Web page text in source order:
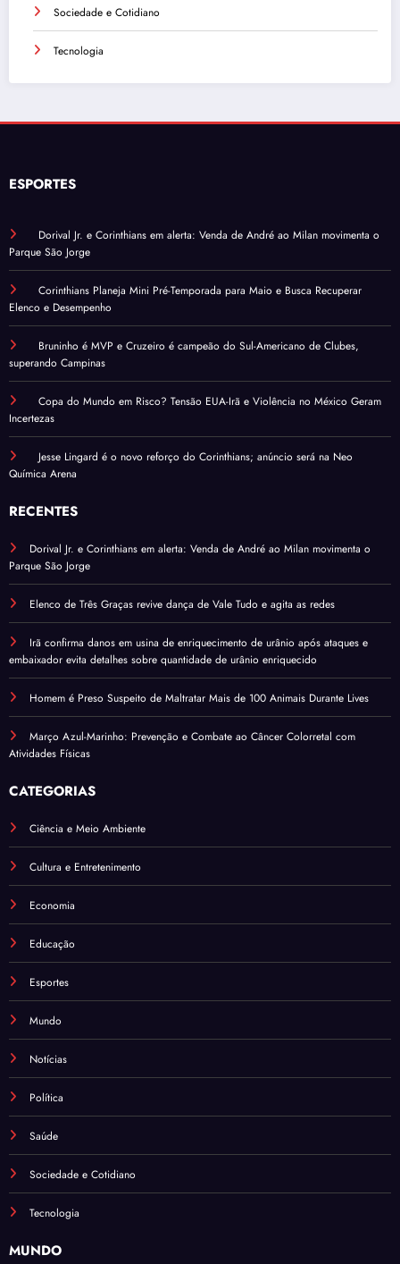
Sociedade e Cotidiano
Tecnologia
ESPORTES
Dorival Jr. e Corinthians em alerta: Venda de André ao Milan movimenta o
Parque São Jorge
Corinthians Planeja Mini Pré-Temporada para Maio e Busca Recuperar
Elenco e Desempenho
Bruninho é MVP e Cruzeiro é campeão do Sul-Americano de Clubes,
superando Campinas
Copa do Mundo em Risco? Tensão EUA-Irã e Violência no México Geram
Incertezas
Jesse Lingard é o novo reforço do Corinthians; anúncio será na Neo
Química Arena
RECENTES
Dorival Jr. e Corinthians em alerta: Venda de André ao Milan movimenta o
Parque São Jorge
Elenco de Três Graças revive dança de Vale Tudo e agita as redes
Irã confirma danos em usina de enriquecimento de urânio após ataques e
embaixador evita detalhes sobre quantidade de urânio enriquecido
Homem é Preso Suspeito de Maltratar Mais de 100 Animais Durante Lives
Março Azul-Marinho: Prevenção e Combate ao Câncer Colorretal com
Atividades Físicas
CATEGORIAS
Ciência e Meio Ambiente
Cultura e Entretenimento
Economia
Educação
Esportes
Mundo
Notícias
Política
Saúde
Sociedade e Cotidiano
Tecnologia
MUNDO